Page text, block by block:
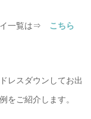
イ一覧は⇒ こちら
レスダウンしてお出
をご紹介します。